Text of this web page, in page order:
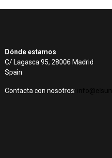
Dónde estamos
C/ Lagasca 95, 28006 Madrid
Spain
Contacta con nosotros: